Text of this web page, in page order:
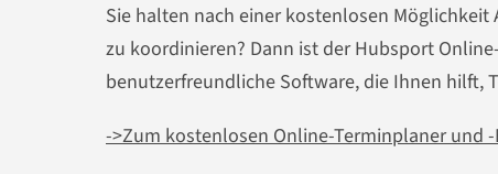
Sie halten nach einer kostenlosen
zu koordinieren? Dann ist der Hubsport
benutzerfreundliche Software, die Ihnen hilft,
->Zum kostenlosen Online-Terminplaner und